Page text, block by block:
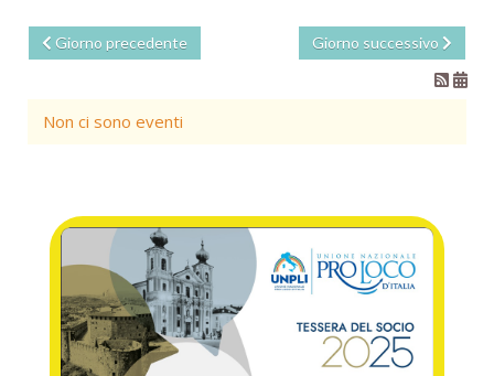
Giorno precedente Giorno successivo
Non ci sono eventi